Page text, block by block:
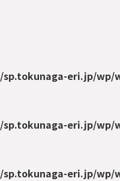
eri.jp/wp/
eri.jp/wp/
eri.jp/wp/